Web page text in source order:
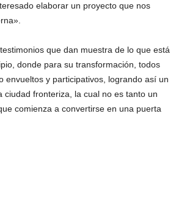
elaborar un proyecto que nos
que dan muestra de lo que está
donde para su transformación, todos
envueltos y participativos, logrando así un
ciudad fronteriza, la cual no es tanto un
comienza a convertirse en una puerta